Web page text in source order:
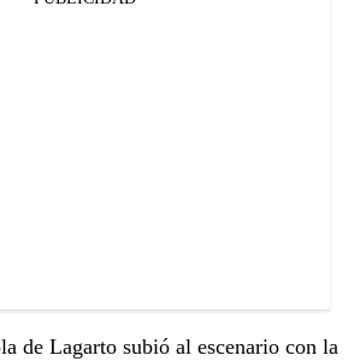
de Lagarto subió al escenario con la